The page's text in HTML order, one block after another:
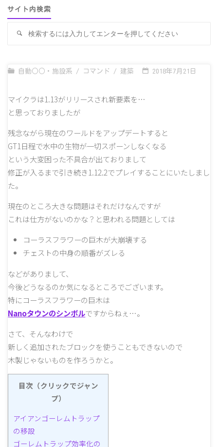
サイト内検索
検
自動○○・施設系 / コマンド / 建築 2018年7月21日
マイクラは1.13がリリースされ新要素を…
と思っておりましたが
残念ながら現在のワールドをアップデートすると
GT1日程で水中の生物が一切スポーンしなくなる
という大変困った不具合が出ておりまして
修正が入るまで引き続き1.12.2でプレイすることにいたしまし
た。
現在のところ大きな問題はそれだけなんですが
これは仕方がないのかな？と思われる問題としては
コーラスフラワーの巨木が大崩壊する
チェストの中身の順番がズレる
などがありまして、
今後どうなるのか気になるところでございます。
特にコーラスフラワーの巨木は
Nanoタウンのシンボルですからねぇ…。
さて、そんなわけで
新しく追加されたブロックを使うこともできないので
木製じゃないものを作ろうかと。
目次（クリックでジャン
プ）
アイアンゴーレムトラップ
の移設
ゴーレムトラップ効率化の